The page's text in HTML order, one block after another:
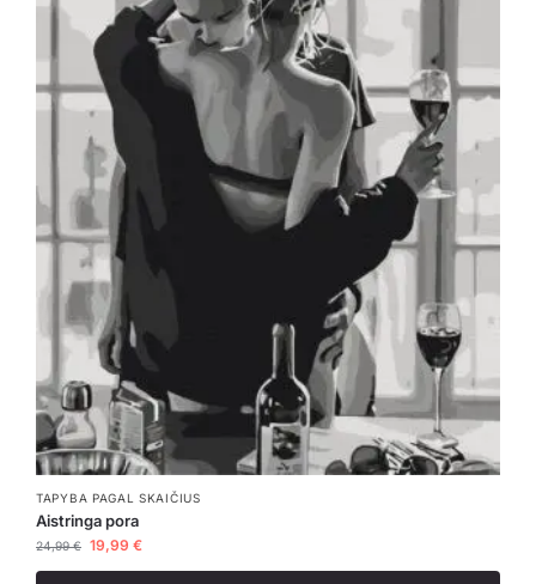
TAPYBA PAGAL SKAIČIUS
Aistringa pora
24,99€ 19,99 €